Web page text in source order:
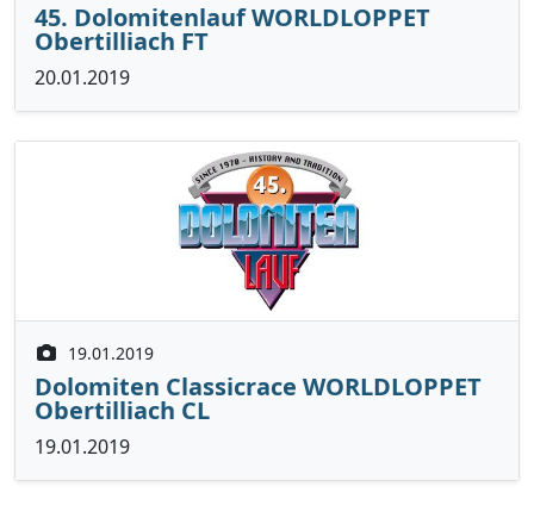
45. Dolomitenlauf WORLDLOPPET
Obertilliach FT
20.01.2019
19.01.2019
Dolomiten Classicrace WORLDLOPPET
Obertilliach CL
19.01.2019